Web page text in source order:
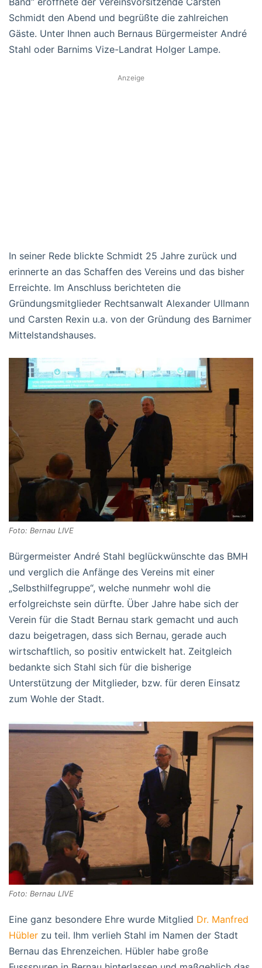
Schmidt den Abend und begrüßte die zahlreichen
Gäste. Unter Ihnen auch Bernaus Bürgermeister André
Stahl oder Barnims Vize-Landrat Holger Lampe.
Anzeige
In seiner Rede blickte Schmidt 25 Jahre zurück und
erinnerte an das Schaffen des Vereins und das bisher
Erreichte. Im Anschluss berichteten die
Gründungsmitglieder Rechtsanwalt Alexander Ullmann
und Carsten Rexin u.a. von der Gründung des Barnimer
Mittelstandshauses.
Foto: Bernau LIVE
Bürgermeister André Stahl beglückwünschte das BMH
und verglich die Anfänge des Vereins mit einer
„Selbsthilfegruppe“, welche nunmehr wohl die
erfolgreichste sein dürfte. Über Jahre habe sich der
Verein für die Stadt Bernau stark gemacht und auch
dazu beigetragen, dass sich Bernau, gerade auch
wirtschaftlich, so positiv entwickelt hat. Zeitgleich
bedankte sich Stahl sich für die bisherige
Unterstützung der Mitglieder, bzw. für deren Einsatz
zum Wohle der Stadt.
Foto: Bernau LIVE
Eine ganz besondere Ehre wurde Mitglied Dr. Manfred
Hübler zu teil. Ihm verlieh Stahl im Namen der Stadt
Bernau das Ehrenzeichen. Hübler habe große